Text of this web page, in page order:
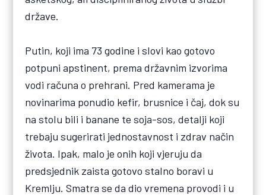
države.
Putin, koji ima 73 godine i slovi kao gotovo
potpuni apstinent, prema državnim izvorima
vodi računa o prehrani. Pred kamerama je
novinarima ponudio kefir, brusnice i čaj, dok su
na stolu bili i banane te soja-sos, detalji koji
trebaju sugerirati jednostavnost i zdrav način
života. Ipak, malo je onih koji vjeruju da
predsjednik zaista gotovo stalno boravi u
Kremlju. Smatra se da dio vremena provodi i u